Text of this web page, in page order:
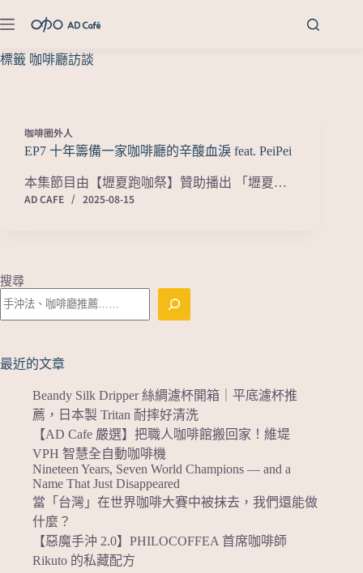
標籤 咖啡廳訪談
咖啡圈外人
EP7 十年籌備一家咖啡廳的辛酸血淚 feat. PeiPei
本集節目由【壢夏跑咖祭】贊助播出 「壢夏…
AD CAFE
2025-08-15
搜尋
最近的文章
Beandy Silk Dripper 絲綢濾杯開箱｜平底濾杯推
薦，日本製 Tritan 耐摔好清洗
【AD Cafe 嚴選】把職人咖啡館搬回家！維堤
VPH 智慧全自動咖啡機
Nineteen Years, Seven World Champions — and a
Name That Just Disappeared
當「台灣」在世界咖啡大賽中被抹去，我們還能做
什麼？
【惡魔手沖 2.0】PHILOCOFFEA 首席咖啡師
Rikuto 的私藏配方